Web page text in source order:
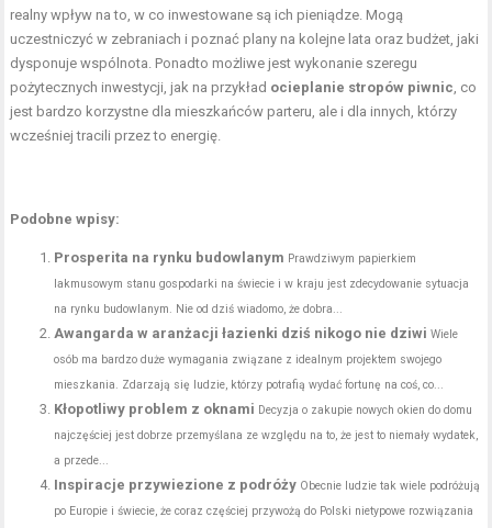
realny wpływ na to, w co inwestowane są ich pieniądze. Mogą
uczestniczyć w zebraniach i poznać plany na kolejne lata oraz budżet, jaki
dysponuje wspólnota. Ponadto możliwe jest wykonanie szeregu
pożytecznych inwestycji, jak na przykład ocieplanie stropów piwnic, co
jest bardzo korzystne dla mieszkańców parteru, ale i dla innych, którzy
wcześniej tracili przez to energię.
Podobne wpisy:
Prosperita na rynku budowlanym Prawdziwym papierkiem
lakmusowym stanu gospodarki na świecie i w kraju jest zdecydowanie sytuacja
na rynku budowlanym. Nie od dziś wiadomo, że dobra...
Awangarda w aranżacji łazienki dziś nikogo nie dziwi Wiele
osób ma bardzo duże wymagania związane z idealnym projektem swojego
mieszkania. Zdarzają się ludzie, którzy potrafią wydać fortunę na coś, co...
Kłopotliwy problem z oknami Decyzja o zakupie nowych okien do domu
najczęściej jest dobrze przemyślana ze względu na to, że jest to niemały wydatek,
a przede...
Inspiracje przywiezione z podróży Obecnie ludzie tak wiele podróżują
po Europie i świecie, że coraz częściej przywożą do Polski nietypowe rozwiązania